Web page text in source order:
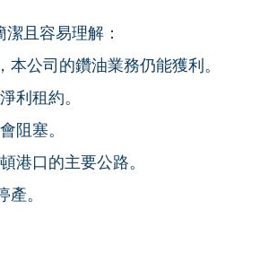
且容易理解：
公司的鑽油業務仍能獲利。
利租約。
阻塞。
港口的主要公路。
。